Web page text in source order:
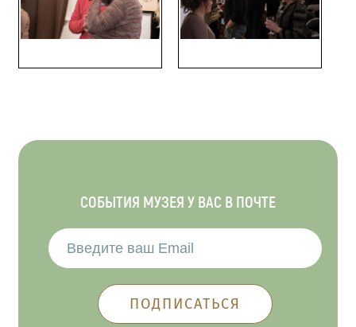
СОБЫТИЯ МУЗЕЯ У ВАС В ПОЧТЕ